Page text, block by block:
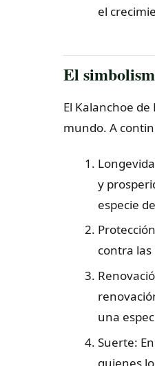
el
El
El Kalanchoe
mundo. A
y
especie
contra
una
Suerte: